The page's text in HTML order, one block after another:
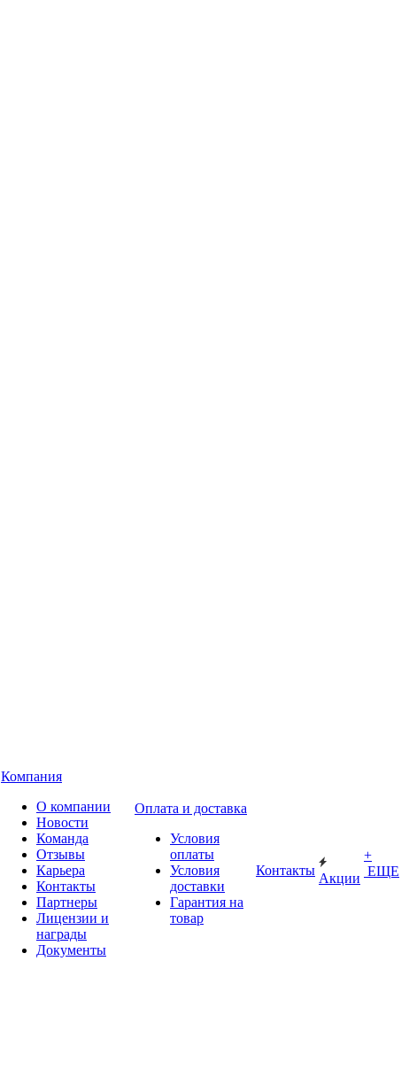
Компания
О компании
Новости
Команда
Отзывы
Карьера
Контакты
Партнеры
Лицензии и
награды
Документы
Оплата и доставка
Условия
оплаты
Условия
доставки
Гарантия на
товар
Контакты
Акции
+
ЕЩЕ